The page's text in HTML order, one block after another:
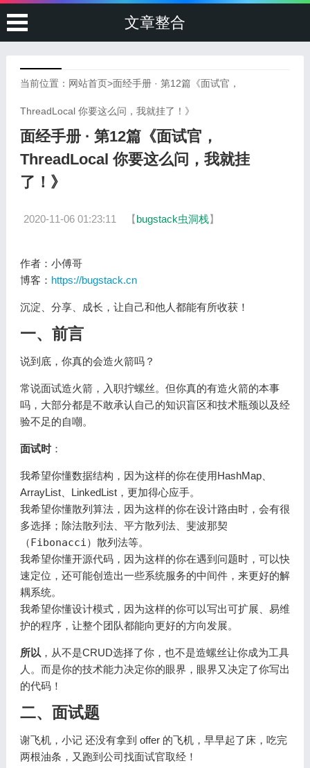
文章整合
当前位置： 网站首页>面经手册 · 第12篇《面试官，
ThreadLocal 你要这么问，我就挂了！》
面经手册 · 第12篇《面试官，
ThreadLocal 你要这么问，我就挂
了！》
2020-11-06 01:23:11 【bugstack虫洞栈】
作者：小傅哥
博客： https://bugstack.cn
沉淀、分享、成长，让自己和他人都能有所收获！
一、前言
说到底，你真的会造火箭吗？
常说面试造火箭，入职拧螺丝。但你真的有造火箭的本事
吗，大部分都是不敢承认自己的知识盲区和技术瓶颈以及经
验不足的自嘲。
面试时：
我希望你懂数据结构，因为这样的你在使用HashMap、
ArrayList、LinkedList，更加得心应手。
我希望你懂散列算法，因为这样的你在设计路由时，会有很
多选择； 除法散列法、 平方散列法、 斐波那契
（Fibonacci）散列法等。
我希望你懂开源代码，因为这样的你在遇到问题时，可以快
速定位，还可能创造出一些系统服务的中间件，来更好的解
耦系统。
我希望你懂设计模式，因为这样的你可以写出可扩展、易维
护的程序，让整个团队都能向更好的方向发展。
所以 ，从不是CRUD选择了你，也不是造螺丝让你成为工具
人。而是你的技术能力决定你的眼界，眼界又决定了你写出
的代码！
二、面试题
谢飞机，小记还没有拿到 offer 的飞机，早早起了床，吃完
两根油条，又跑到公司找面试官取经！